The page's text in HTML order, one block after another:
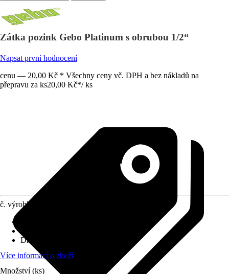
Zátka pozink Gebo Platinum s obrubou 1/2“
Napsat první hodnocení
cenu — 20,00 Kč * Všechny ceny vč. DPH a bez nákladů na
přepravu za ks20,00 Kč*/ ks
č. výrobku
Druh závitu
Více informací o zboží
Množství (ks)